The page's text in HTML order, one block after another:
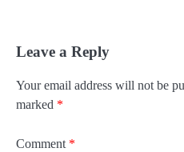
Leave a Reply
Your email address will not be
marked *
Comment *